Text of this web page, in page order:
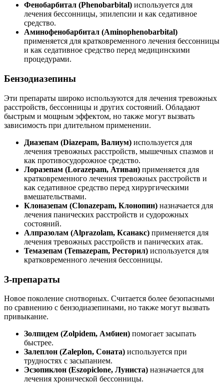
Фенобарбитал (Phenobarbital) используется для
лечения бессонницы, эпилепсии и как седативное
средство.
Аминофенобарбитал (Aminophenobarbital)
применяется для кратковременного лечения бессонницы
и как седативное средство перед медицинскими
процедурами.
Бензодиазепины
Эти препараты широко используются для лечения тревожных
расстройств, бессонницы и других состояний. Обладают
быстрым и мощным эффектом, но также могут вызвать
зависимость при длительном применении.
Диазепам (Diazepam, Валиум) используется для
лечения тревожных расстройств, мышечных спазмов и
как противосудорожное средство.
Лоразепам (Lorazepam, Ативан) применяется для
кратковременного лечения тревожных расстройств и
как седативное средство перед хирургическими
вмешательствами.
Клоназепам (Clonazepam, Клонопин) назначается для
лечения панических расстройств и судорожных
состояний.
Алпразолам (Alprazolam, Ксанакс) применяется для
лечения тревожных расстройств и панических атак.
Темазепам (Temazepam, Ресторил) используется для
кратковременного лечения бессонницы.
З-препараты
Новое поколение снотворных. Считается более безопасными
по сравнению с бензодиазепинами, но также могут вызвать
привыкание.
Золпидем (Zolpidem, Амбиен) помогает засыпать
быстрее.
Залеплон (Zaleplon, Соната) используется при
трудностях с засыпанием.
Эсзопиклон (Eszopiclone, Луниста) назначается для
лечения хронической бессонницы.